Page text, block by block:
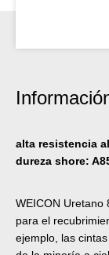
alta resistencia
dureza shore:
WEICON Uretano
para el
ejemplo, las